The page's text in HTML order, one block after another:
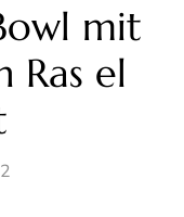
mit
Ras el